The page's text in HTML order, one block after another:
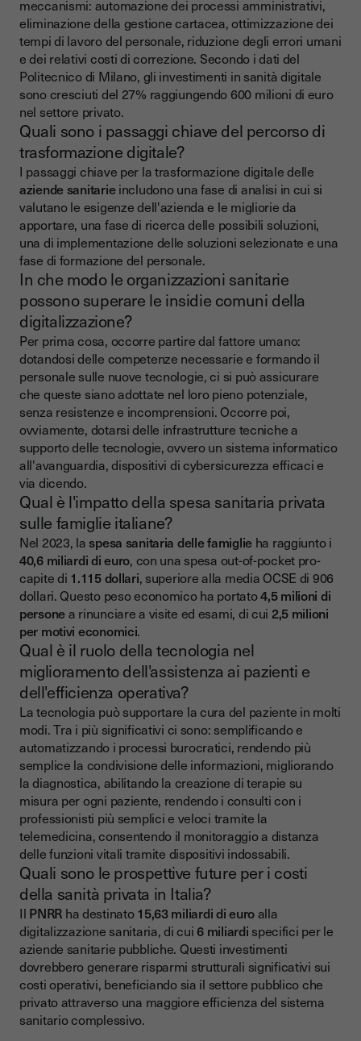
meccanismi: automazione dei processi amministrativi,
eliminazione della gestione cartacea, ottimizzazione dei
tempi di lavoro del personale, riduzione degli errori umani
e dei relativi costi di correzione. Secondo i dati del
Politecnico di Milano, gli investimenti in sanità digitale
sono cresciuti del 27% raggiungendo 600 milioni di euro
nel settore privato.
Quali sono i passaggi chiave del percorso di
trasformazione digitale?
I passaggi chiave per la trasformazione digitale delle
aziende sanitarieincludono una fase di analisi in cui si
valutano le esigenze dell'azienda e le migliorie da
apportare, una fase di ricerca delle possibili soluzioni,
una di implementazione delle soluzioni selezionate e una
fase di formazione del personale.
In che modo le organizzazioni sanitarie
possono superare le insidie comuni della
digitalizzazione?
Per prima cosa, occorre partire dal fattore umano:
dotandosi delle competenze necessarie e formando il
personale sulle nuove tecnologie, ci si può assicurare
che queste siano adottate nel loro pieno potenziale,
senza resistenze e incomprensioni. Occorre poi,
ovviamente, dotarsi delle infrastrutture tecniche a
supporto delle tecnologie, ovvero un sistema informatico
all'avanguardia, dispositivi di cybersicurezza efficaci e
via dicendo.
Qual è l'impatto della spesa sanitaria privata
sulle famiglie italiane?
Nel 2023, laspesa sanitaria delle famiglieha raggiunto i
40,6 miliardi di euro, con una spesa out-of-pocket pro-
capite di 1.115 dollari, superiore alla media OCSE di 906
dollari. Questo peso economico ha portato4,5 milioni di
personea rinunciare a visite ed esami, di cui 2,5 milioni
per motivi economici.
Qual è il ruolo della tecnologia nel
miglioramento dell'assistenza ai pazienti e
dell'efficienza operativa?
La tecnologia può supportare la cura del paziente in molti
modi. Tra i più significativi ci sono: semplificando e
automatizzando i processi burocratici, rendendo più
semplice la condivisione delle informazioni, migliorando
la diagnostica, abilitando la creazione di terapie su
misura per ogni paziente, rendendo i consulti con i
professionisti più semplici e veloci tramite la
telemedicina, consentendo il monitoraggio a distanza
delle funzioni vitali tramite dispositivi indossabili.
Quali sono le prospettive future per i costi
della sanità privata in Italia?
Il PNRR ha destinato15,63 miliardi di euroalla
digitalizzazione sanitaria, di cui 6 miliardi specifici per le
aziende sanitarie pubbliche. Questi investimenti
dovrebbero generare risparmi strutturali significativi sui
costi operativi, beneficiando sia il settore pubblico che
privato attraverso una maggiore efficienza del sistema
sanitario complessivo.